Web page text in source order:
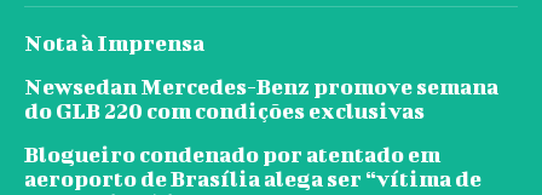
Nota à Imprensa
Newsedan Mercedes-Benz promove semana
do GLB 220 com condições exclusivas
Blogueiro condenado por atentado em
aeroporto de Brasília alega ser “vítima de